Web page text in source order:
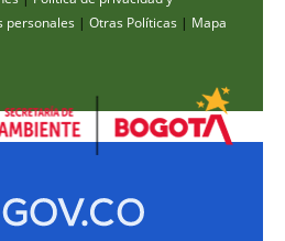
personales | Otras Políticas | Mapa